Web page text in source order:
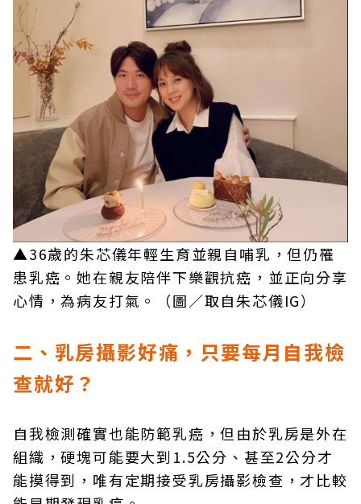
▲36歲的朱芯儀年輕生育並親自哺乳，但仍罹
患乳癌。她在親友陪伴下樂觀抗癌，並正向分享
心情，為病友打氣。（圖／取自朱芯儀IG）
二、乳房攝影好痛，只要每月自我檢
查就好？
自我檢測確實也能防範乳癌，但由於乳房是外在
組織，硬塊可能要大到1.5公分、甚至2公分才
能摸得到，唯有定期接受乳房攝影檢查，才比較